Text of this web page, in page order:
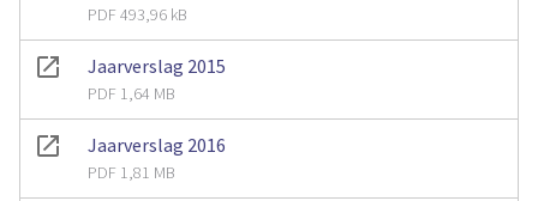
PDF 493,96 kB
Jaarverslag 2015
PDF 1,64 MB
Jaarverslag 2016
PDF 1,81 MB